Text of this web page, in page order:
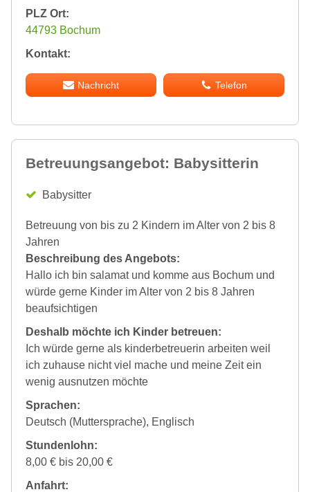
PLZ Ort:
44793 Bochum
Kontakt:
Nachricht Telefon
Betreuungsangebot: Babysitterin
Babysitter
Betreuung von bis zu 2 Kindern im Alter von 2 bis 8
Jahren
Beschreibung des Angebots:
Hallo ich bin salamat und komme aus Bochum und
würde gerne Kinder im Alter von 2 bis 8 Jahren
beaufsichtigen
Deshalb möchte ich Kinder betreuen:
Ich würde gerne als kinderbetreuerin arbeiten weil
ich zuhause nicht viel mache und meine Zeit ein
wenig ausnutzen möchte
Sprachen:
Deutsch (Muttersprache), Englisch
Stundenlohn:
8,00 € bis 20,00 €
Anfahrt: